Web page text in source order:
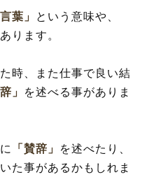
葉」
という意味や、
ります。
時、また仕事で良い結
」
を述べる事がありま
「賛辞」
を述べたり、
た事があるかもしれま